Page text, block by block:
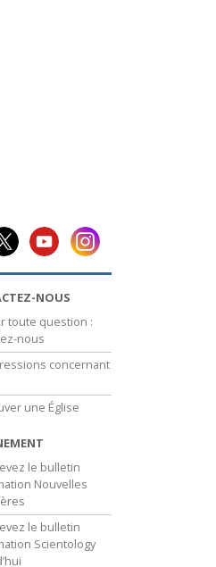
NOUS
toute question :
nous
concernant
une Église
le bulletin
Nouvelles
le bulletin
Scientology